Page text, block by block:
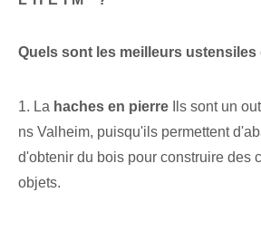
Quels sont les meilleurs ustensiles
1. La haches en pierre Ils sont un
ns Valheim, puisqu'ils permettent
d'obtenir du bois pour construire des
objets.